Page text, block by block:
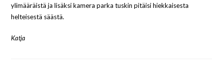
ylimääräistä ja lisäksi kamera parka tuskin pitäisi hiekkaisesta
helteisestä säästä.
Katja